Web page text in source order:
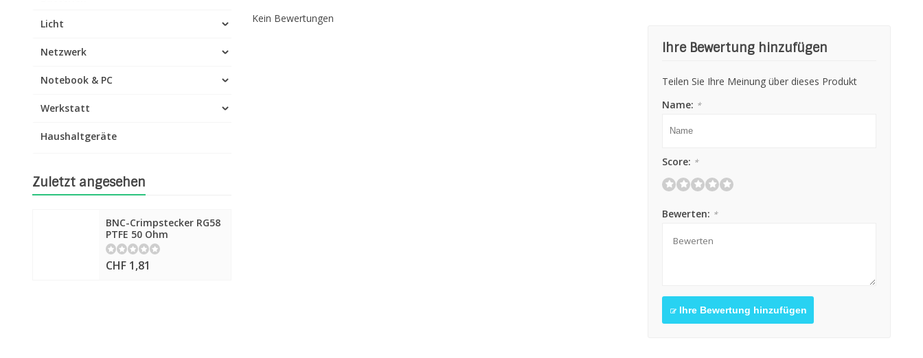
Licht
Netzwerk
Notebook & PC
Werkstatt
Haushaltgeräte
Zuletzt angesehen
BNC-Crimpstecker RG58
PTFE 50 Ohm
CHF 1,81
Kein Bewertungen
Ihre Bewertung hinzufügen
Teilen Sie Ihre Meinung über dieses Produkt
Name: *
Score: *
Bewerten: *
Ihre Bewertung hinzufügen